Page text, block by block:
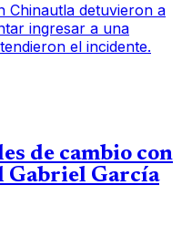
Chinautla detuvieron a
ingresar a una
el incidente.
de cambio con
Gabriel García